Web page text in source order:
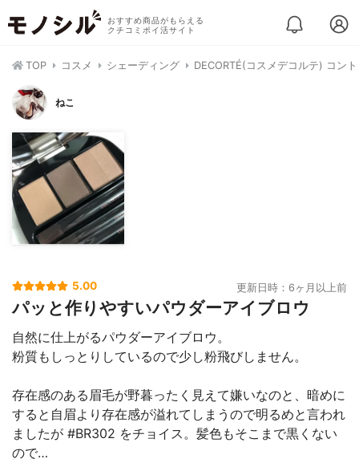
おすすめ商品がもらえる
クチコミポイ活サイト
TOP コスメ シェーディング DECORTÉ(コスメデコルテ) コン
ねこ
5.00 更新日時：6ヶ月以上前
パッと作りやすいパウダーアイブロウ
自然に仕上がるパウダーアイブロウ。
粉質もしっとりしているので少し粉飛びしません。
存在感のある眉毛が野暮ったく見えて嫌いなのと、暗めに
すると自眉より存在感が溢れてしまうので明るめと言われ
ましたが #BR302 をチョイス。髪色もそこまで黒くない
ので…